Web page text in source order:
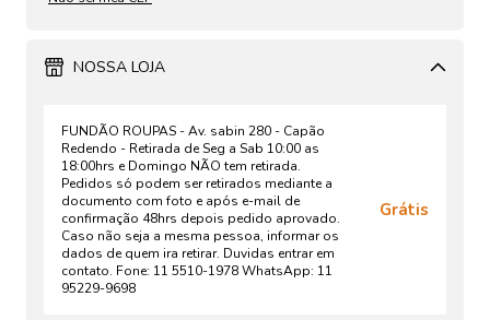
NOSSA LOJA
FUNDÃO ROUPAS - Av. sabin 280 - Capão
Redendo - Retirada de Seg a Sab 10:00 as
18:00hrs e Domingo NÃO tem retirada.
Pedidos só podem ser retirados mediante a
documento com foto e após e-mail de
confirmação 48hrs depois pedido aprovado.
Caso não seja a mesma pessoa, informar os
dados de quem ira retirar. Duvidas entrar em
contato. Fone: 11 5510-1978 WhatsApp: 11
95229-9698
Grátis